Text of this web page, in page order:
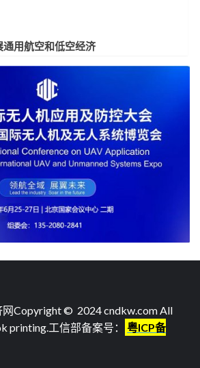
用航空和低空经济
Copyright © 2024 cndkw.com All
printing .工信部备案号：
粤ICP备